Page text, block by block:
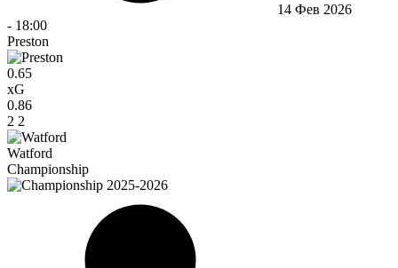
14 Фев 2026
- 18:00
Preston
0.65
xG
0.86
2 2
Watford
Championship